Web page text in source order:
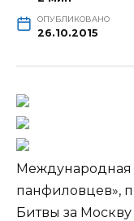
ОПУБЛИКОВАНО
26.10.2015
Международная
панфиловцев»,
Битвы за Москву